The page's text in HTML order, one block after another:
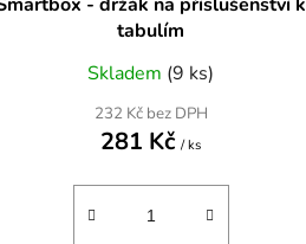
tabulím
Skladem (9 ks)
232 Kč bez DPH
281 Kč/ ks